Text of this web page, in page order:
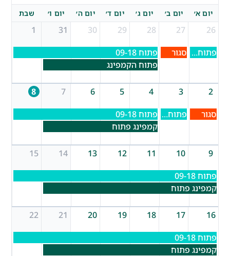
יום א׳ יום ב׳ יום ג׳ יום ד׳ יום ה׳ יום ו׳ שבת
26
27
28
29
30
31
פתוח 09-18
פתוח הקמפינג
פתוח 09-17 סגור
8
פתוח 09-18
קמפינג פתוח
סגור פתוח 09-17
10
11
12
13
14
15
פתוח 09-18
קמפינג פתוח
16
17
18
19
20
21
22
פתוח 09-18
קמפינג פתוח